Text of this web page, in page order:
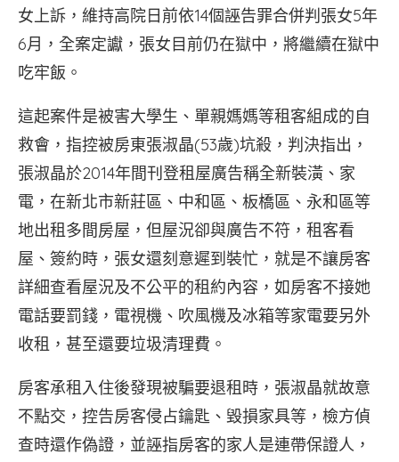
女上訴，維持高院日前依14個誣告罪合併判張女5年
6月，全案定讞，張女目前仍在獄中，將繼續在獄中
吃牢飯。
這起案件是被害大學生、單親媽媽等租客組成的自
救會，指控被房東張淑晶(53歲)坑殺，判決指出，
張淑晶於2014年間刊登租屋廣告稱全新裝潢、家
電，在新北市新莊區、中和區、板橋區、永和區等
地出租多間房屋，但屋況卻與廣告不符，租客看
屋、簽約時，張女還刻意遲到裝忙，就是不讓房客
詳細查看屋況及不公平的租約內容，如房客不接她
電話要罰錢，電視機、吹風機及冰箱等家電要另外
收租，甚至還要垃圾清理費。
房客承租入住後發現被騙要退租時，張淑晶就故意
不點交，控告房客侵占鑰匙、毀損家具等，檢方偵
查時還作偽證，並誣指房客的家人是連帶保證人，